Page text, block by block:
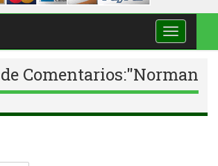
Toggle
Comentarios:"Norman